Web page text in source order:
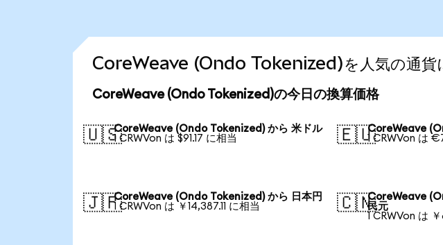
CoreWeave (Ondo Tokenized)を人気の通貨
CoreWeave (Ondo Tokenized)の今日の換算価格
🇺🇸CoreWeave (Ondo Tokenized) から 米ドル
1 CRWVon は $91.17 に相当
🇪🇺CoreWeave
1 CRWVon は
🇯🇵CoreWeave (Ondo Tokenized) から 日本円
1 CRWVon は ￥14,387.11 に相当
🇨🇳CoreWeave
民元
1 CRWVon は ￥